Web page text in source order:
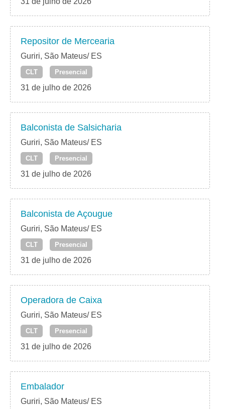
Repositor de Mercearia
Guriri, São Mateus/ ES
CLT Presencial
31 de julho de 2026
Balconista de Salsicharia
Guriri, São Mateus/ ES
CLT Presencial
31 de julho de 2026
Balconista de Açougue
Guriri, São Mateus/ ES
CLT Presencial
31 de julho de 2026
Operadora de Caixa
Guriri, São Mateus/ ES
CLT Presencial
31 de julho de 2026
Embalador
Guriri, São Mateus/ ES